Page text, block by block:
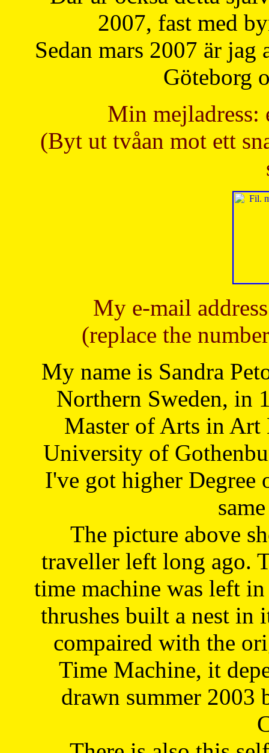
2007, fast med
Sedan mars 2007 är
Göteborg
Min mejladress:
(Byt ut tvåan mot ett
My e-mail
(replace the
My name is Sandra
Northern Sweden, in
Master of Arts in Art
University of
I've got higher Degree
The picture above
traveller left long ago.
time machine was left
thrushes built a nest in
compaired with the
Time Machine, it
drawn summer 2003